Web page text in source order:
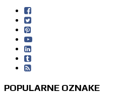
POPULARNE OZNAKE